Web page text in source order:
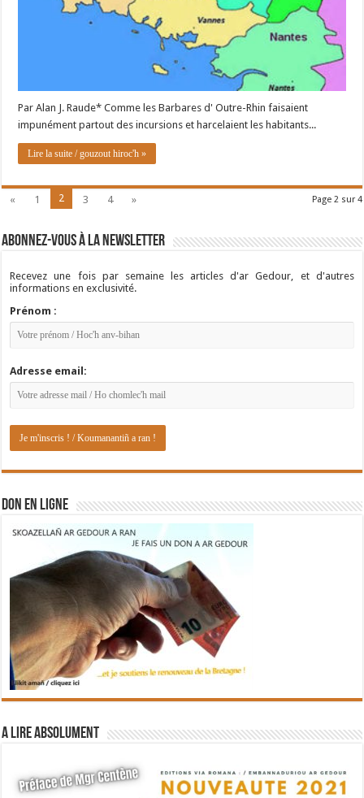
Par Alan J. Raude* Comme les Barbares d' Outre-Rhin faisaient
impunément partout des incursions et harcelaient les habitants...
Lire la suite / gouzout hiroc'h »
Page 2 sur 4
« 1 2 3 4 »
Abonnez-vous à la newsletter
Recevez une fois par semaine les articles d'ar Gedour, et d'autres
informations en exclusivité.
Prénom :
Adresse email:
DON EN LIGNE
A lire absolument